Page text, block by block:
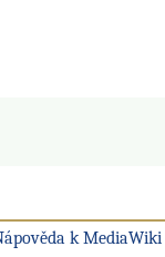
k MediaWiki